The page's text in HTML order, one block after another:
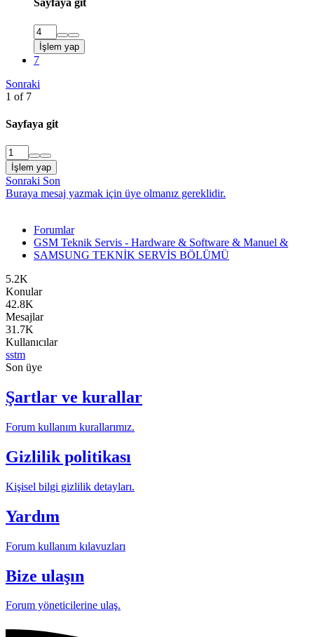
Sayfaya git
İşlem yap
7
Sonraki
1 of 7
Sayfaya git
İşlem yap
Sonraki Son
Buraya mesaj yazmak için üye olmanız gereklidir.
Forumlar
GSM Teknik Servis - Hardware & Software & Manuel &
SAMSUNG TEKNİK SERVİS BÖLÜMÜ
5.2K
Konular
42.8K
Mesajlar
31.7K
Kullanıcılar
sstm
Son üye
Şartlar ve kurallar
Forum kullanım kurallarımız.
Gizlilik politikası
Kişisel bilgi gizlilik detayları.
Yardım
Forum kullanım kılavuzları
Bize ulaşın
Forum yöneticilerine ulaş.